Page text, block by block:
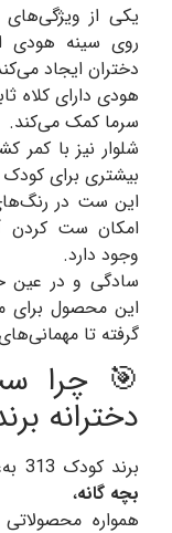
یکی از
روی سینه هودی
دختران ایجاد
هودی دارای کلاه
سرما کمک می‌کند.
شلوار نیز با
بیشتری برای کودک
این ست در
امکان ست کردن
وجود دارد.
سادگی و در عین
این محصول برای
گرفته تا
🎯 چرا
دخترانه برند
برند کودک 313 به‌عنوان یکی از تولیدکنندگان معتبر
بچه گانه،
همواره